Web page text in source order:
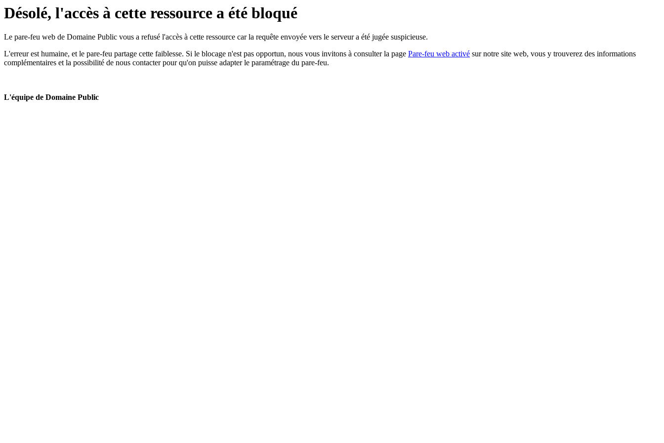
Désolé, l'accès à cette ressource a été bloqué
Le pare-feu web de Domaine Public vous a refusé l'accès à cette ressource car la requête envoyée vers le serveur a été jugée suspicieuse.
L'erreur est humaine, et le pare-feu partage cette faiblesse. Si le blocage n'est pas opportun, nous vous invitons à consulter la page Pare-feu web activé sur notre site web, vous y trouverez des informations
complémentaires et la possibilité de nous contacter pour qu'on puisse adapter le paramétrage du pare-feu.
L'équipe de Domaine Public